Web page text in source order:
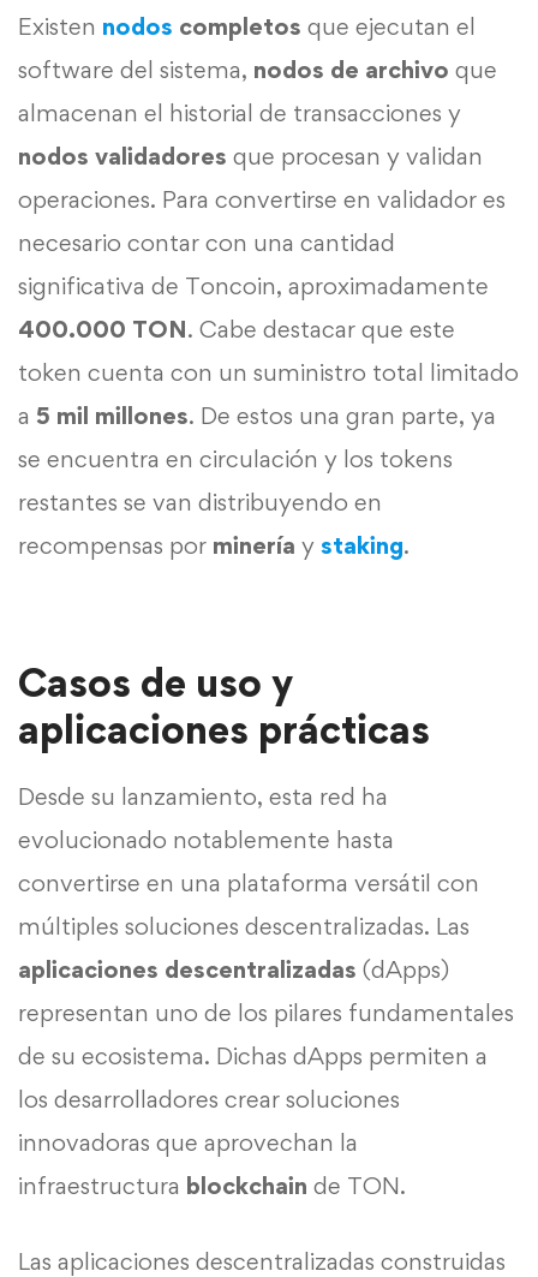
Existen nodos completos que ejecutan el
software del sistema, nodos de archivo que
almacenan el historial de transacciones y
nodos validadores que procesan y validan
operaciones. Para convertirse en validador es
necesario contar con una cantidad
significativa de Toncoin, aproximadamente
400.000 TON. Cabe destacar que este
token cuenta con un suministro total limitado
a 5 mil millones. De estos una gran parte, ya
se encuentra en circulación y los tokens
restantes se van distribuyendo en
recompensas por minería y staking.
Casos de uso y
aplicaciones prácticas
Desde su lanzamiento, esta red ha
evolucionado notablemente hasta
convertirse en una plataforma versátil con
múltiples soluciones descentralizadas. Las
aplicaciones descentralizadas (dApps)
representan uno de los pilares fundamentales
de su ecosistema. Dichas dApps permiten a
los desarrolladores crear soluciones
innovadoras que aprovechan la
infraestructura blockchain de TON.
Las aplicaciones descentralizadas construidas